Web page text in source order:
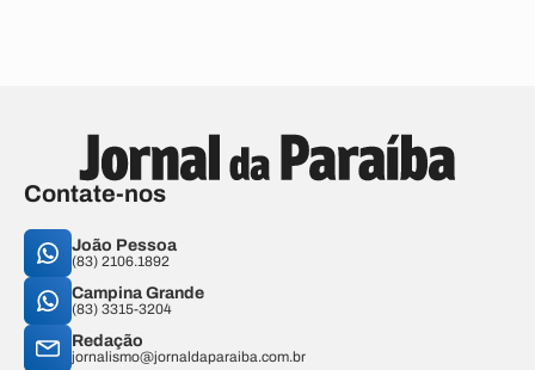
Contate-nos
João Pessoa
(83) 2106.1892
Campina Grande
(83) 3315-3204
Redação
jornalismo@jornaldaparaiba.com.br